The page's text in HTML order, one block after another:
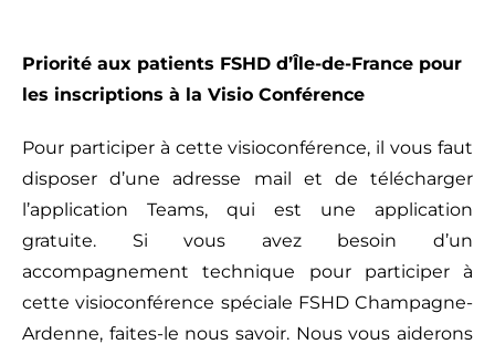
Priorité aux patients FSHD d’Île-de-France pour
les inscriptions à la Visio Conférence
Pour participer à cette visioconférence, il vous faut
disposer d’une adresse mail et de télécharger
l’application Teams, qui est une application
gratuite. Si vous avez besoin d’un
accompagnement technique pour participer à
cette visioconférence spéciale FSHD Champagne-
Ardenne, faites-le nous savoir. Nous vous aiderons